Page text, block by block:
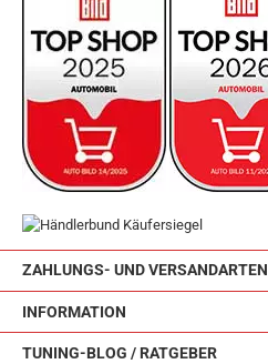
ZAHLUNGS- UND VERSANDARTEN
INFORMATION
TUNING-BLOG / RATGEBER